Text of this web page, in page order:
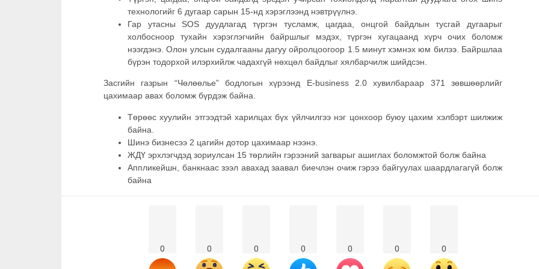
технологийг 6 дугаар сарын 15-нд хэрэглээнд нэвтрүүлнэ.
Гар утасны SOS дуудлагад түргэн тусламж, цагдаа, онцгой байдлын тусгай дугаарыг
холбосноор тухайн хэрэглэгчийн байршлыг мэдэх, түргэн хугацаанд хүрч очих боломж
нээгдэнэ. Олон улсын судалгааны дагуу ойролцоогоор 1.5 минут хэмнэх юм билээ. Байршлаа
бүрэн тодорхой илэрхийлж чадахгүй нөхцөл байдлыг хялбарчилж шийдсэн.
Засгийн газрын “Чөлөөлье” бодлогын хүрээнд E-business 2.0 хувилбараар 371 зөвшөөрлийг
цахимаар авах боломж бүрдэж байна.
Төрөөс хуулийн этгээдтэй харилцах бүх үйлчилгээ нэг цонхоор буюу цахим хэлбэрт шилжиж
байна.
Шинэ бизнесээ 2 цагийн дотор цахимаар нээнэ.
ЖДҮ эрхлэгчдэд зориулсан 15 төрлийн гэрээний загварыг ашиглах боломжтой болж байна
Аппликейшн, банкнаас зээл авахад заавал биечлэн очиж гэрээ байгуулах шаардлагагүй болж
байна
0 0 0 0 0 0 0